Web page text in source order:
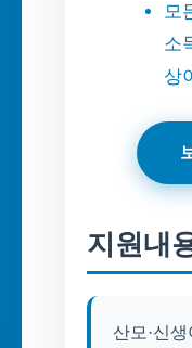
모
소
상
지원내
산모·신